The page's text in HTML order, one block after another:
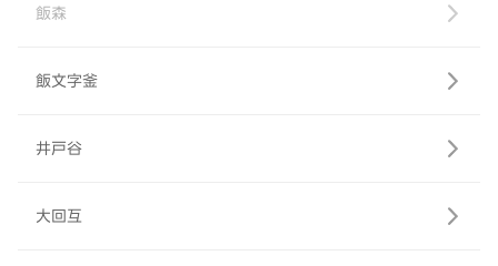
飯森
飯文字釜
井戸谷
大回互